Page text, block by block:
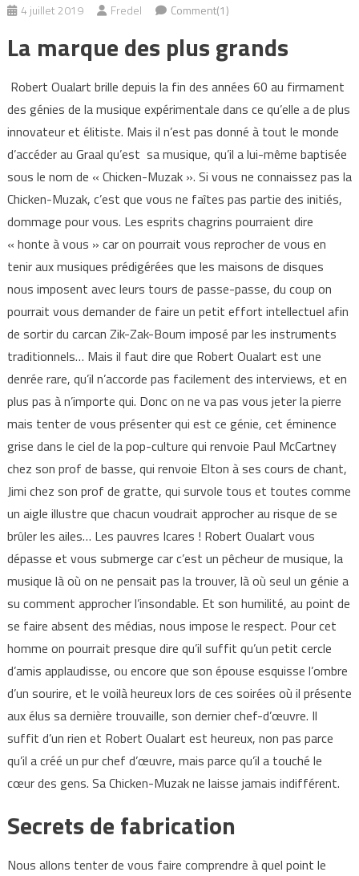
4 juillet 2019 Fredel Comment(1)
La marque des plus grands
Robert Oualart brille depuis la fin des années 60 au firmament
des génies de la musique expérimentale dans ce qu’elle a de plus
innovateur et élitiste. Mais il n’est pas donné à tout le monde
d’accéder au Graal qu’est sa musique, qu’il a lui-même baptisée
sous le nom de « Chicken-Muzak ». Si vous ne connaissez pas la
Chicken-Muzak, c’est que vous ne faîtes pas partie des initiés,
dommage pour vous. Les esprits chagrins pourraient dire
« honte à vous » car on pourrait vous reprocher de vous en
tenir aux musiques prédigérées que les maisons de disques
nous imposent avec leurs tours de passe-passe, du coup on
pourrait vous demander de faire un petit effort intellectuel afin
de sortir du carcan Zik-Zak-Boum imposé par les instruments
traditionnels… Mais il faut dire que Robert Oualart est une
denrée rare, qu’il n’accorde pas facilement des interviews, et en
plus pas à n’importe qui. Donc on ne va pas vous jeter la pierre
mais tenter de vous présenter qui est ce génie, cet éminence
grise dans le ciel de la pop-culture qui renvoie Paul McCartney
chez son prof de basse, qui renvoie Elton à ses cours de chant,
Jimi chez son prof de gratte, qui survole tous et toutes comme
un aigle illustre que chacun voudrait approcher au risque de se
brûler les ailes… Les pauvres Icares ! Robert Oualart vous
dépasse et vous submerge car c’est un pêcheur de musique, la
musique là où on ne pensait pas la trouver, là où seul un génie a
su comment approcher l’insondable. Et son humilité, au point de
se faire absent des médias, nous impose le respect. Pour cet
homme on pourrait presque dire qu’il suffit qu’un petit cercle
d’amis applaudisse, ou encore que son épouse esquisse l’ombre
d’un sourire, et le voilà heureux lors de ces soirées où il présente
aux élus sa dernière trouvaille, son dernier chef-d’œuvre. Il
suffit d’un rien et Robert Oualart est heureux, non pas parce
qu’il a créé un pur chef d’œuvre, mais parce qu’il a touché le
cœur des gens. Sa Chicken-Muzak ne laisse jamais indifférent.
Secrets de fabrication
Nous allons tenter de vous faire comprendre à quel point le